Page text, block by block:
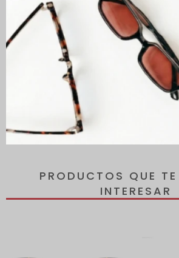
Los lentes ofrecen protección 100 % UVA y
ojos de los rayos dañinos del sol y
desarrollar enfermedades oculares.
Todos los lentes incluyen un estuche de
PRODUCTOS QUE TE
INTERESAR